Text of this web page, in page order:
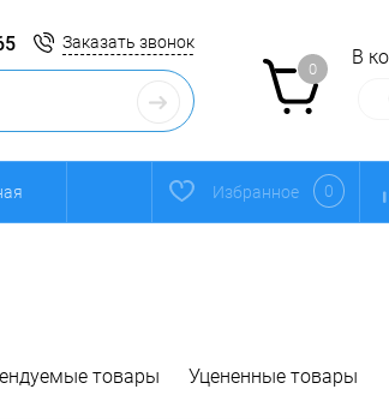
Заказать звонок
0
В
Избранное 0
товары Уцененные товары